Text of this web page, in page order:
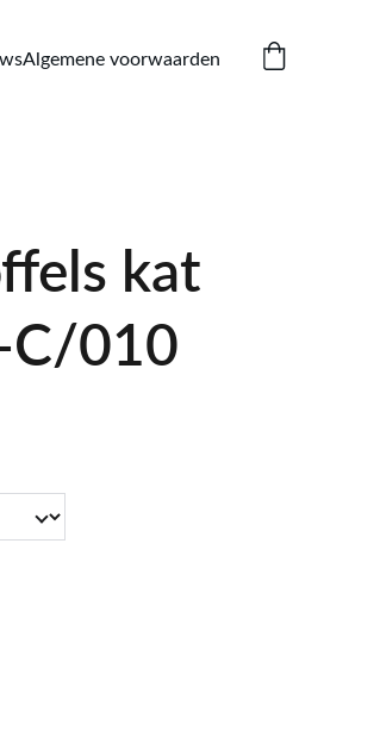
Algemene voorwaarden
kat
C/010